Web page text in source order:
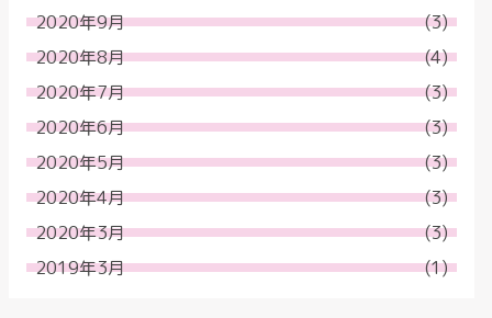
2020年9月
(3)
2020年8月
(4)
2020年7月
(3)
2020年6月
(3)
2020年5月
(3)
2020年4月
(3)
2020年3月
(3)
2019年3月
(1)